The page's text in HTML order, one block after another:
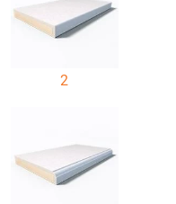
2